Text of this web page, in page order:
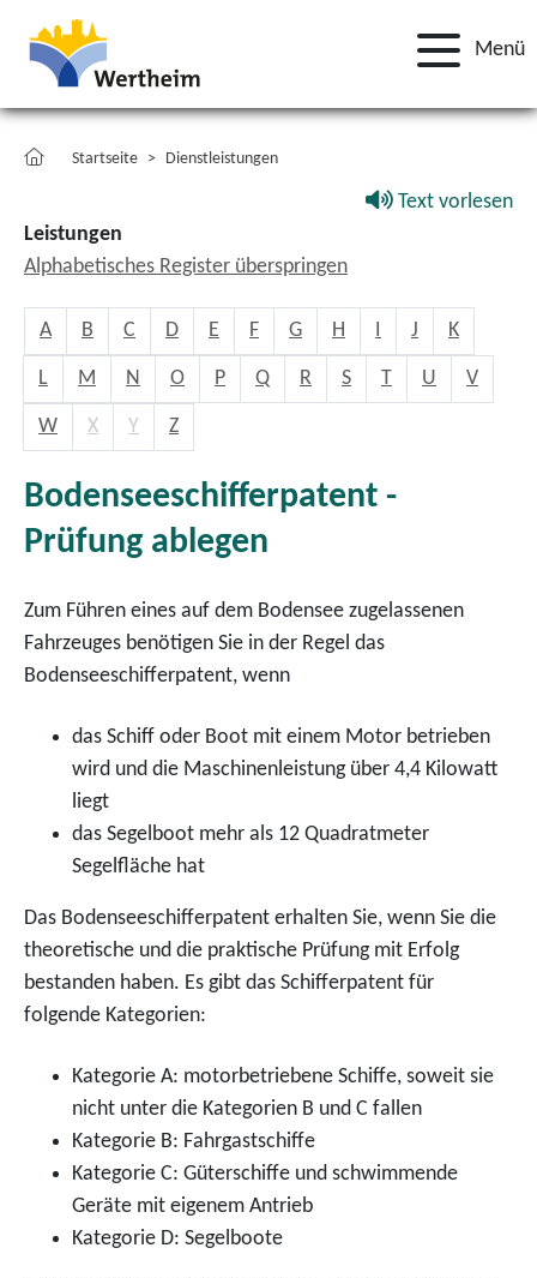
Menü
Startseite Dienstleistungen
Text vorlesen
Leistungen
Alphabetisches Register überspringen
A B C D E F G H I J K
L M N O P Q R S T U V
W X Y Z
Bodenseeschifferpatent -
Prüfung ablegen
Zum Führen eines auf dem Bodensee zugelassenen
Fahrzeuges benötigen Sie in der Regel das
Bodenseeschifferpatent, wenn
das Schiff oder Boot mit einem Motor betrieben
wird und die Maschinenleistung über 4,4 Kilowatt
liegt
das Segelboot mehr als 12 Quadratmeter
Segelfläche hat
Das Bodenseeschifferpatent erhalten Sie, wenn Sie die
theoretische und die praktische Prüfung mit Erfolg
bestanden haben. Es gibt das Schifferpatent für
folgende Kategorien:
Kategorie A: motorbetriebene Schiffe, soweit sie
nicht unter die Kategorien B und C fallen
Kategorie B: Fahrgastschiffe
Kategorie C: Güterschiffe und schwimmende
Geräte mit eigenem Antrieb
Kategorie D: Segelboote